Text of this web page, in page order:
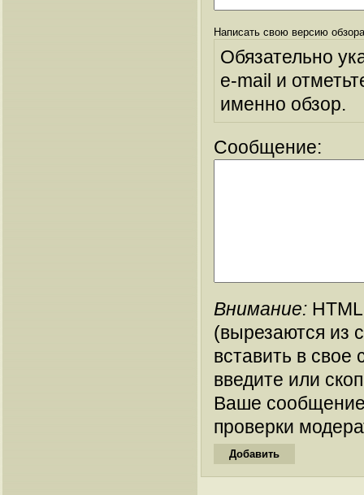
Написать свою версию
Обязательно
e-mail и
именно обзор.
Сообщение:
Внимание:
(вырезаются из
вставить в
введите или
Ваше
проверки